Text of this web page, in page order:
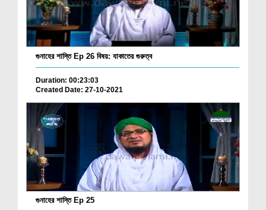
গুনাহের শাস্তি Ep 26 বিষয়: যাকাতের গুরুত্ব
Duration: 00:23:03
Created Date: 27-10-2021
গুনাহের শাস্তি Ep 25